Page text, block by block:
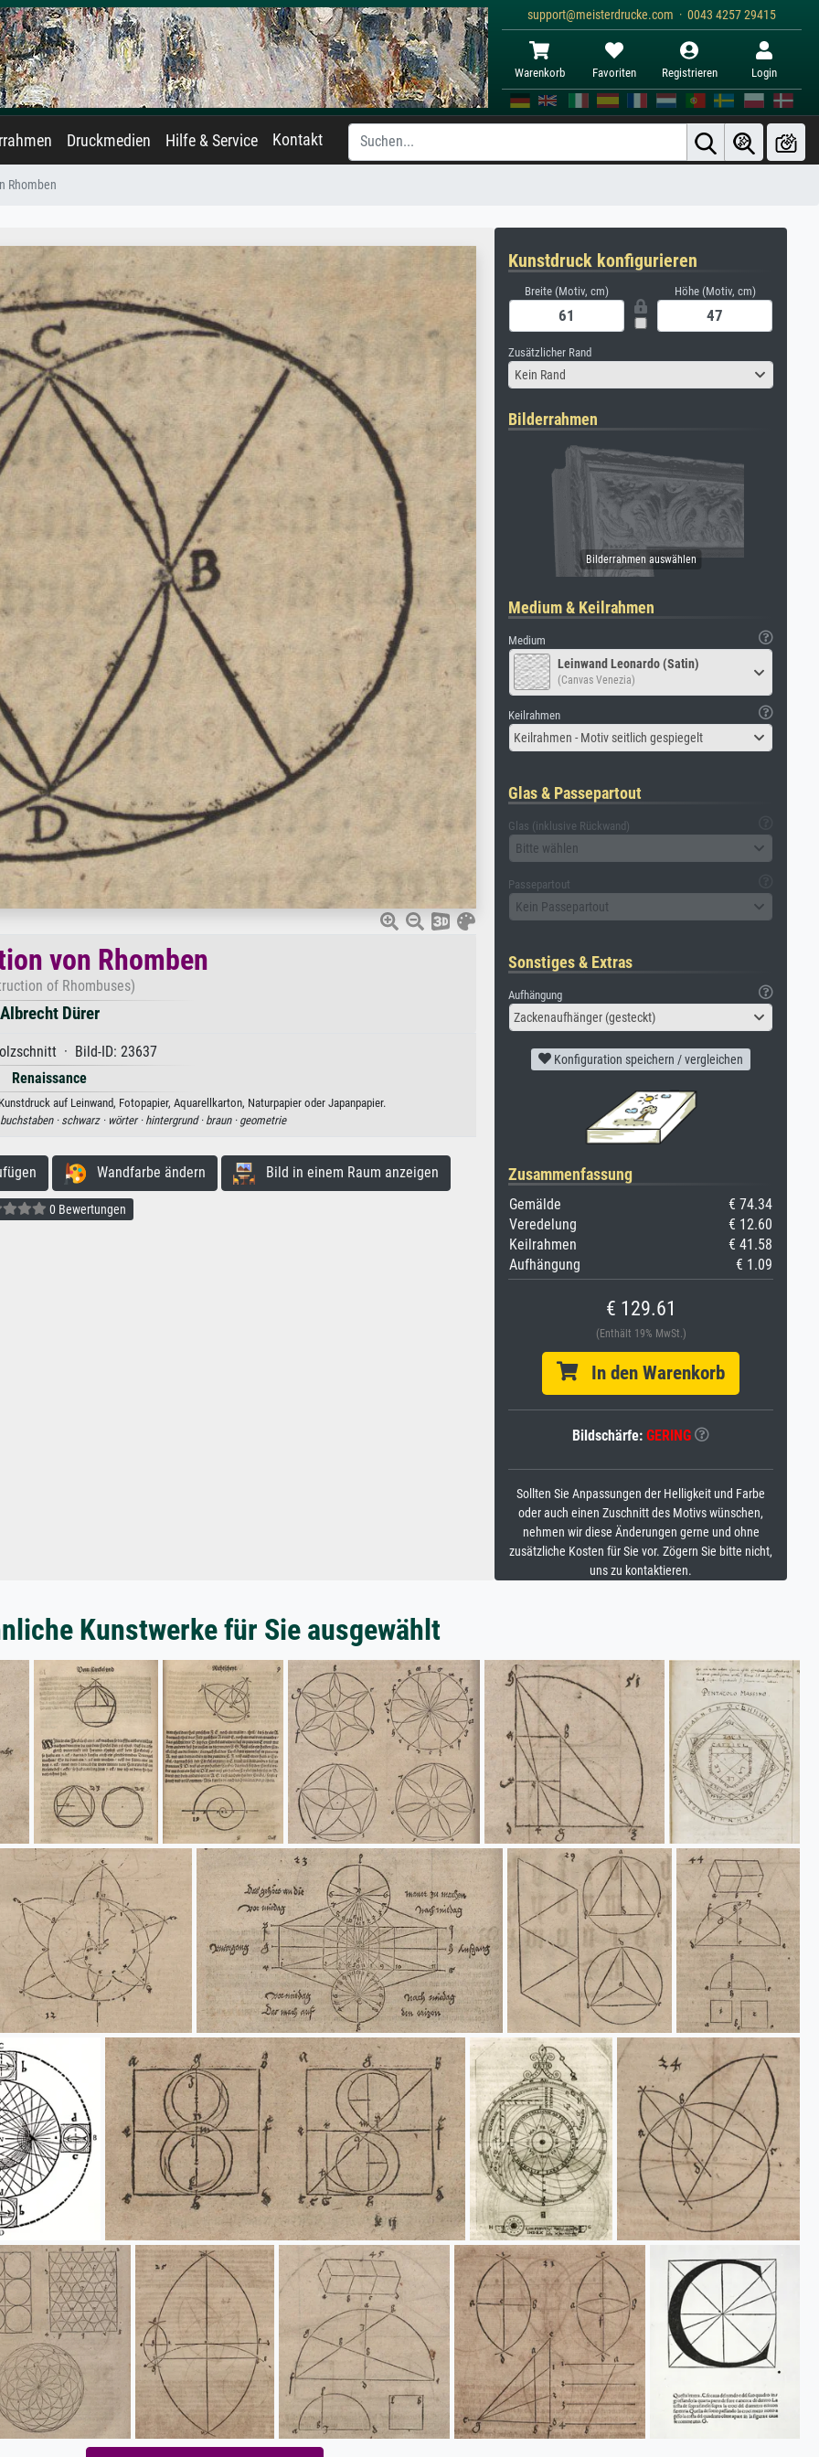
support@meisterdrucke.com · 0043 4257 29415
Warenkorb Favoriten Registrieren Login
Druckmedien Hilfe & Service Kontakt
Rhomben
von Rhomben
of Rhombuses)
Albrecht Dürer
· Bild-ID: 23637
Renaissance
auf Leinwand, Fotopapier, Aquarellkarton, Naturpapier oder Japanpapier.
buchstaben · schwarz · wörter · hintergrund · braun · geometrie
Wandfarbe ändern Bild in einem Raum anzeigen
0 Bewertungen
Kunstdruck konfigurieren
Breite (Motiv, cm) Höhe (Motiv, cm)
Zusätzlicher Rand
Kein Rand
Bilderrahmen
Medium & Keilrahmen
Medium
Leinwand Leonardo (Satin)
(Canvas Venezia)
Keilrahmen
Keilrahmen - Motiv seitlich gespiegelt
Glas & Passepartout
Glas (inklusive Rückwand)
Bitte wählen
Passepartout
Kein Passepartout
Sonstiges & Extras
Aufhängung
Zackenaufhänger (gesteckt)
Konfiguration speichern / vergleichen
Zusammenfassung
Gemälde
€ 74.34
Veredelung
€ 12.60
Keilrahmen
€ 41.58
Aufhängung
€ 1.09
€ 129.61
(Enthält 19% MwSt.)
In den Warenkorb
Bildschärfe: GERING
Sollten Sie Anpassungen der Helligkeit und Farbe
oder auch einen Zuschnitt des Motivs wünschen,
nehmen wir diese Änderungen gerne und ohne
zusätzliche Kosten für Sie vor. Zögern Sie bitte nicht,
uns zu kontaktieren.
Kunstwerke für Sie ausgewählt